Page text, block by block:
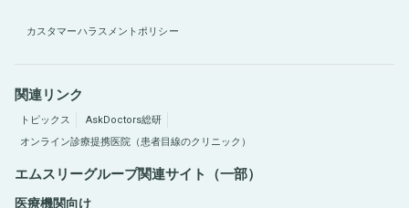
カスタマーハラスメントポリシー
関連リンク
トピックス
AskDoctors総研
オンライン診療提携医院（患者目線のクリニック）
エムスリーグループ関連サイト（一部）
医療機関向け